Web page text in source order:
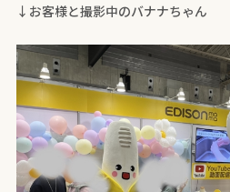
↓お客様と撮影中のバナナちゃん